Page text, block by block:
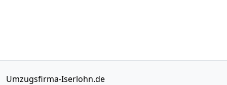
Umzugsfirma-Iserlohn.de